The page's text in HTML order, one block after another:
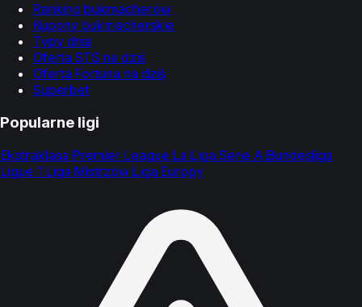
Ranking bukmacherów
Kupony bukmacherskie
Typy dnia
Oferta STS na dziś
Oferta Fortuna na dziś
Superbet
Popularne ligi
Ekstraklasa Premier League La Liga Serie A Bundesliga
Ligue 1 Liga Mistrzów Liga Europy